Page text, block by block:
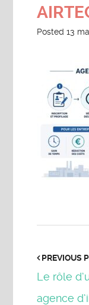
Posted13
PREVIOUS
Le rôle
agence